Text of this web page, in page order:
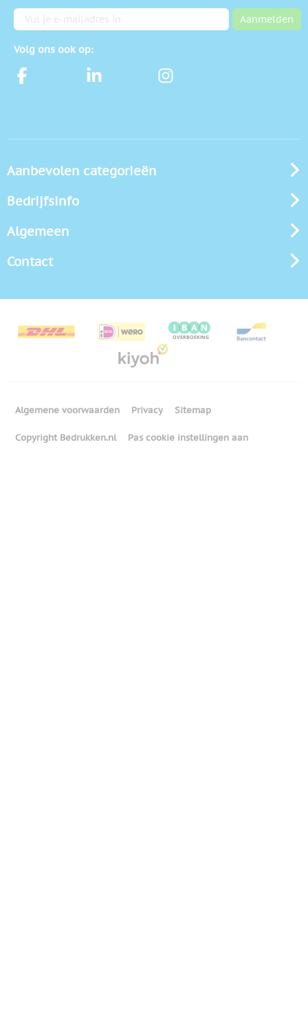
E-mailadres Aanmelden
Volg ons ook op:
Aanbevolen categorieën
Bedrijfsinfo
Algemeen
Contact
Algemene voorwaarden Privacy Sitemap
Copyright Bedrukken.nl Pas cookie instellingen aan